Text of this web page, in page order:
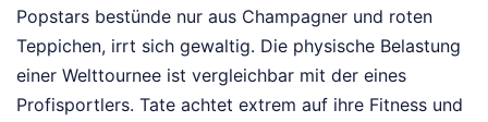
Popstars bestünde nur aus Champagner und roten
Teppichen, irrt sich gewaltig. Die physische Belastung
einer Welttournee ist vergleichbar mit der eines
Profisportlers. Tate achtet extrem auf ihre Fitness und